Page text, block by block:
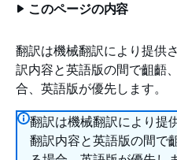
このページの内容
翻訳は機械翻訳により提供
訳内容と英語版の間で齟齬
合、英語版が優先します。
翻訳は機械翻訳により提
翻訳内容と英語版の間で